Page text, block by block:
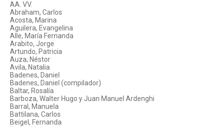
AA. VV.
Abraham, Carlos
Acosta, Marina
Aguilera, Evangelina
Alle, María Fernanda
Arabito, Jorge
Artundo, Patricia
Auza, Néstor
Avila, Natalia
Badenes, Daniel
Badenes, Daniel (compilador)
Baltar, Rosalía
Barboza, Walter Hugo y Juan Manuel Ardenghi
Barral, Manuela
Battilana, Carlos
Beigel, Fernanda